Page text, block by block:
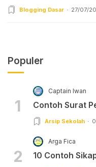
Blogging Dasar 27/07/
Populer
1
Captain Iwan
Contoh Surat
Arsip Sekolah
2
Arga Fica
10 Contoh